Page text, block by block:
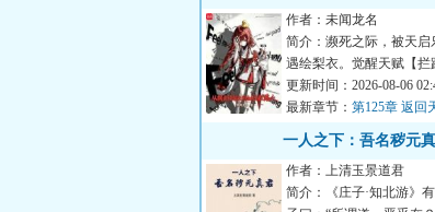
作者：未闻龙名
简介：濒死之际，被天
遇绘梨衣。觉醒天赋【拦
衣：“你也要过马路吗？”
更新时间：2026-08-06
最新章节： 第125章 返回
一人之下：吾名秽元真
作者：上清玉景道君
简介：《庄子·知北游》